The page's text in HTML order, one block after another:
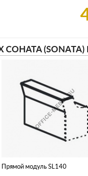
Прямой модуль SL140